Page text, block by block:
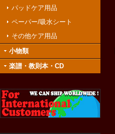
パッドケア用品
ペーパー/吸水シート
その他ケア用品
小物類
楽譜・教則本・CD